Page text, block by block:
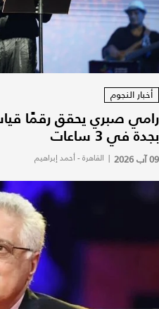
أخبار النجوم
رامي صبري يحقق رقمًا
بجدة في 3 ساعات
09 آب 2026 | القاهرة - أحمد إبراهيم